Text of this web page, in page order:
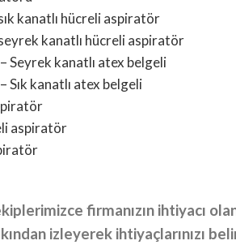
kanatlı hücreli aspiratör
kanatlı hücreli aspiratör
Seyrek kanatlı atex belgeli
kanatlı atex belgeli
aspiratör
firmanızın ihtiyacı
izleyerek ihtiyaçlarınızı